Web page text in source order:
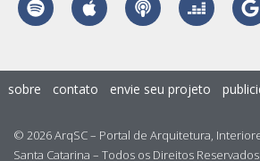
© 2026 ArqSC – Portal de Arquitetura,
Santa Catarina – Todos os Direitos Reservados.
sobre contato envie seu projeto